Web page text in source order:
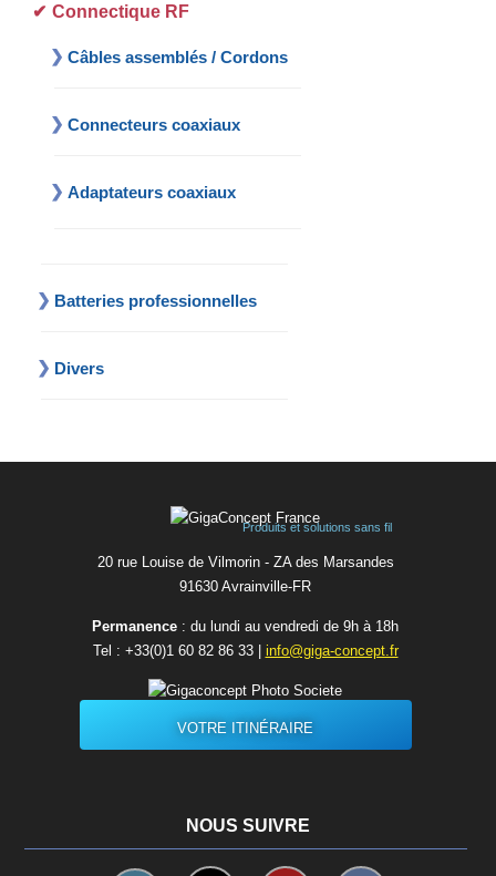
Connectique RF
Câbles assemblés / Cordons
Connecteurs coaxiaux
Adaptateurs coaxiaux
Batteries professionnelles
Divers
Produits et solutions sans fil
20 rue Louise de Vilmorin - ZA des Marsandes
91630 Avrainvilleㅤ-ㅤFR
Permanence : du lundi au vendredi de 9h à 18h
Tel : +33(0)1 60 82 86 33| info@giga-concept.fr
VOTRE ITINÉRAIRE
NOUS SUIVRE